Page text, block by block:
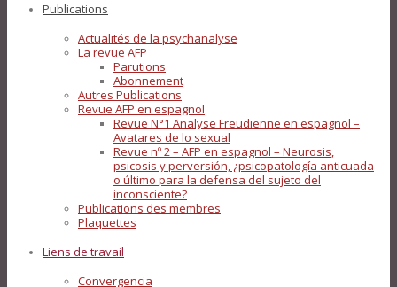
Publications
Actualités de la psychanalyse
La revue AFP
Parutions
Abonnement
Autres Publications
Revue AFP en espagnol
Revue N°1 Analyse Freudienne en espagnol –
Avatares de lo sexual
Revue nº 2 – AFP en espagnol – Neurosis,
psicosis y perversión, ¿psicopatología anticuada
o último para la defensa del sujeto del
inconsciente?
Publications des membres
Plaquettes
Liens de travail
Convergencia